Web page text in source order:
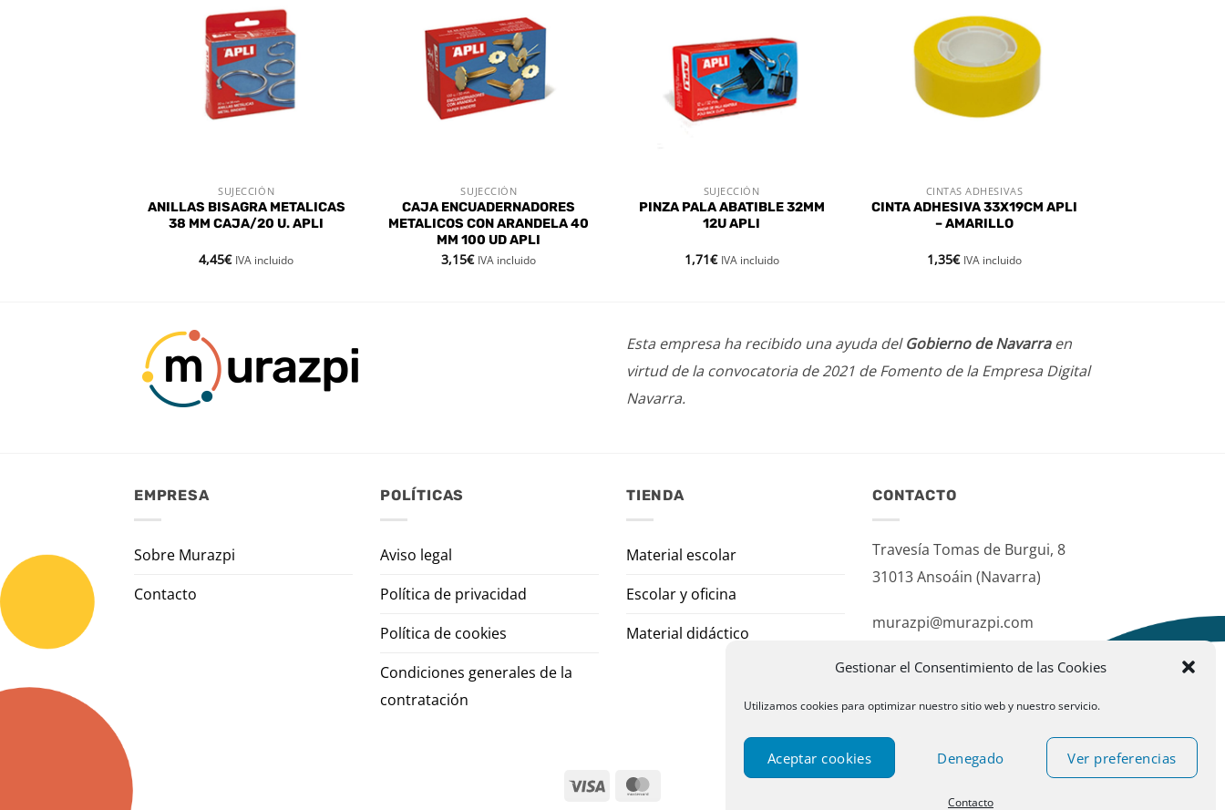
Gestionar el Consentimiento de las Cookies
Utilizamos cookies para optimizar nuestro sitio web y nuestro servicio.
Aceptar cookies Denegado Ver preferencias
Contacto
VISTA RÁPIDA
SUJECCIÓN
ANILLAS BISAGRA METALICAS
38 MM CAJA/20 U. APLI
4,45€ IVA incluido
VISTA RÁPIDA
SUJECCIÓN
CAJA ENCUADERNADORES
METALICOS CON ARANDELA 40
MM 100 UD APLI
3,15€ IVA incluido
deseos
VISTA RÁPIDA
SUJECCIÓN
PINZA PALA ABATIBLE 32MM
12U APLI
1,71€ IVA incluido
deseos
VISTA RÁPIDA
CINTAS ADHESIVAS
CINTA ADHESIVA 33X19CM APLI
– AMARILLO
1,35€ IVA incluido
Esta empresa ha recibido una ayuda delGobierno de Navarraen
virtud de la convocatoria de 2021 de Fomento de la Empresa Digital
Navarra.
EMPRESA
Sobre Murazpi
Contacto
POLÍTICAS
Aviso legal
Política de privacidad
Política de cookies
Condiciones generales de la
contratación
TIENDA
Material escolar
Escolar y oficina
Material didáctico
CONTACTO
Travesía Tomas de Burgui, 8
31013 Ansoáin (Navarra)
murazpi@murazpi.com